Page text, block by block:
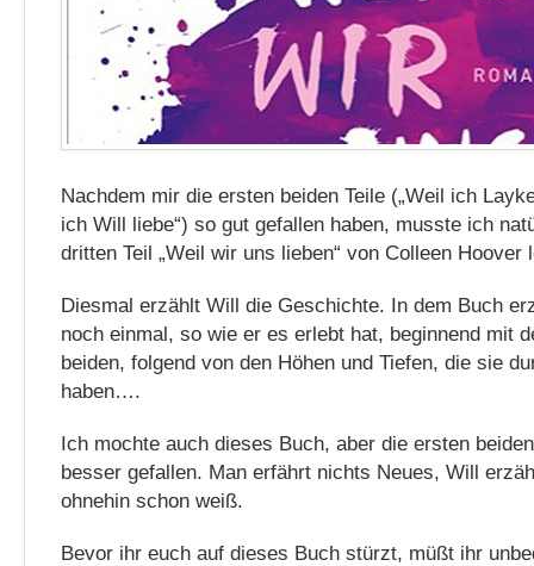
Nachdem mir die ersten beiden Teile („Weil ich
ich Will liebe“) so gut gefallen haben, musste ich
dritten Teil „Weil wir uns lieben“ von Colleen Hoover
Diesmal erzählt Will die Geschichte. In dem Buch
noch einmal, so wie er es erlebt hat, beginnend mit
beiden, folgend von den Höhen und Tiefen, die sie
haben….
Ich mochte auch dieses Buch, aber die ersten
besser gefallen. Man erfährt nichts Neues, Will
ohnehin schon weiß.
Bevor ihr euch auf dieses Buch stürzt, müßt ihr